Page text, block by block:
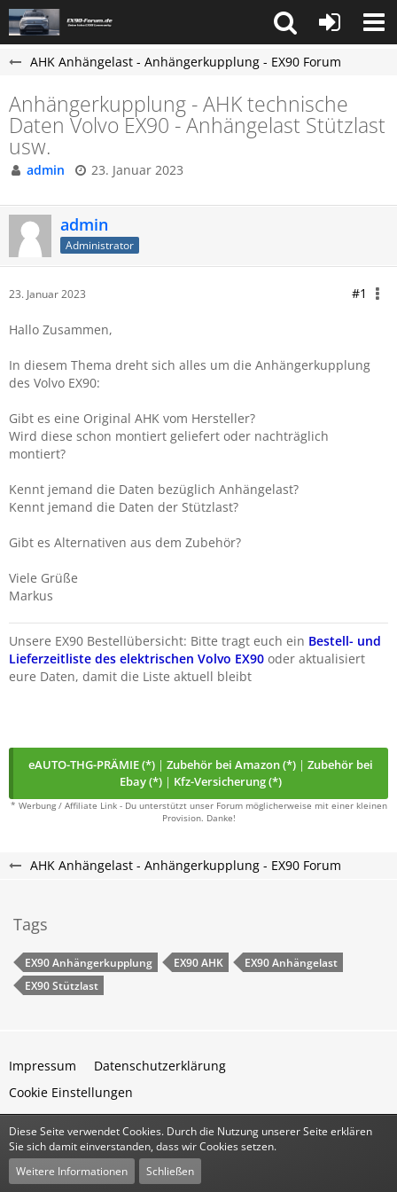
AHK Anhängelast - Anhängerkupplung - EX90 Forum
Anhängerkupplung - AHK technische
Daten Volvo EX90 - Anhängelast Stützlast
usw.
admin 23. Januar 2023
admin
Administrator
23. Januar 2023 #1
Hallo Zusammen,
In diesem Thema dreht sich alles um die Anhängerkupplung
des Volvo EX90:
Gibt es eine Original AHK vom Hersteller?
Wird diese schon montiert geliefert oder nachträglich
montiert?
Kennt jemand die Daten bezüglich Anhängelast?
Kennt jemand die Daten der Stützlast?
Gibt es Alternativen aus dem Zubehör?
Viele Grüße
Markus
Unsere EX90 Bestellübersicht: Bitte tragt euch ein Bestell- und
Lieferzeitliste des elektrischen Volvo EX90 oder aktualisiert
eure Daten, damit die Liste aktuell bleibt
eAUTO-THG-PRÄMIE (*) | Zubehör bei Amazon (*) | Zubehör bei
Ebay (*) | Kfz-Versicherung (*)
* Werbung / Affiliate Link - Du unterstützt unser Forum möglicherweise mit einer kleinen
Provision. Danke!
AHK Anhängelast - Anhängerkupplung - EX90 Forum
Tags
EX90 Anhängerkupplung EX90 AHK
EX90 Anhängelast
EX90 Stützlast
Impressum
Datenschutzerklärung
Cookie Einstellungen
Community-Software:WoltLab Suite™
Stil:Classicvon
Diese Seite verwendet Cookies. Durch die Nutzung unserer Seite erklären
Sie sich damit einverstanden, dass wir Cookies setzen.
Weitere Informationen
Schließen